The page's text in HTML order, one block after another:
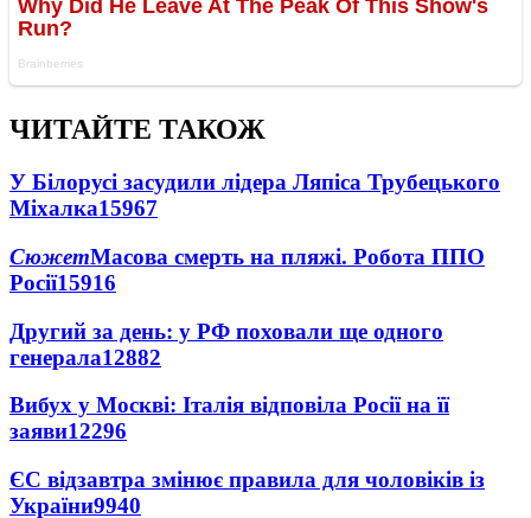
ЧИТАЙТЕ ТАКОЖ
У Білорусі засудили лідера Ляпіса Трубецького
Міхалка15967
СюжетМасова смерть на пляжі. Робота ППО
Росії15916
Другий за день: у РФ поховали ще одного
генерала12882
Вибух у Москві: Італія відповіла Росії на її
заяви12296
ЄС відзавтра змінює правила для чоловіків із
України9940